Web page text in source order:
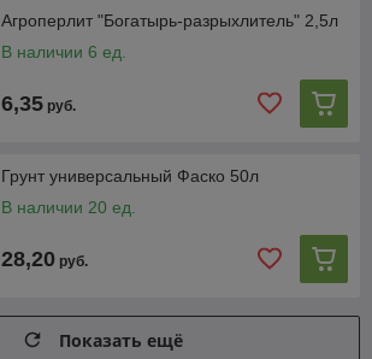
Агроперлит "Богатырь-разрыхлитель" 2,5л
В наличии 6 ед.
6,35 руб.
Грунт универсальный Фаско 50л
В наличии 20 ед.
28,20 руб.
Показать ещё